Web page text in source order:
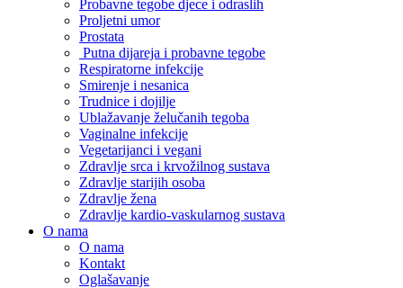
Probavne tegobe djece i odraslih
Proljetni umor
Prostata
Putna dijareja i probavne tegobe
Respiratorne infekcije
Smirenje i nesanica
Trudnice i dojilje
Ublažavanje želučanih tegoba
Vaginalne infekcije
Vegetarijanci i vegani
Zdravlje srca i krvožilnog sustava
Zdravlje starijih osoba
Zdravlje žena
Zdravlje kardio-vaskularnog sustava
O nama
O nama
Kontakt
Oglašavanje